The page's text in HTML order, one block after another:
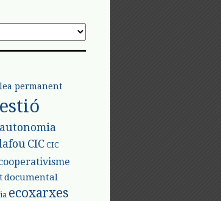
permanent
autonomia
CIC CIC
documental
ecoxarxes